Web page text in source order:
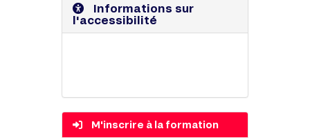
Informations sur
l'accessibilité
M'inscrire à la formation